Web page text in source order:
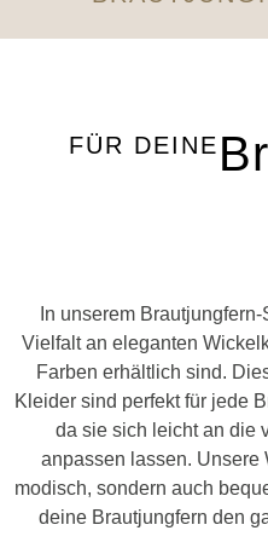
FÜR DEINE
In unserem
Vielfalt an eleganten
Farben erhältlich sind.
Kleider sind perfekt für jede
da sie sich leicht an die
anpassen lassen.
modisch, sondern auch
deine Brautjungfern den